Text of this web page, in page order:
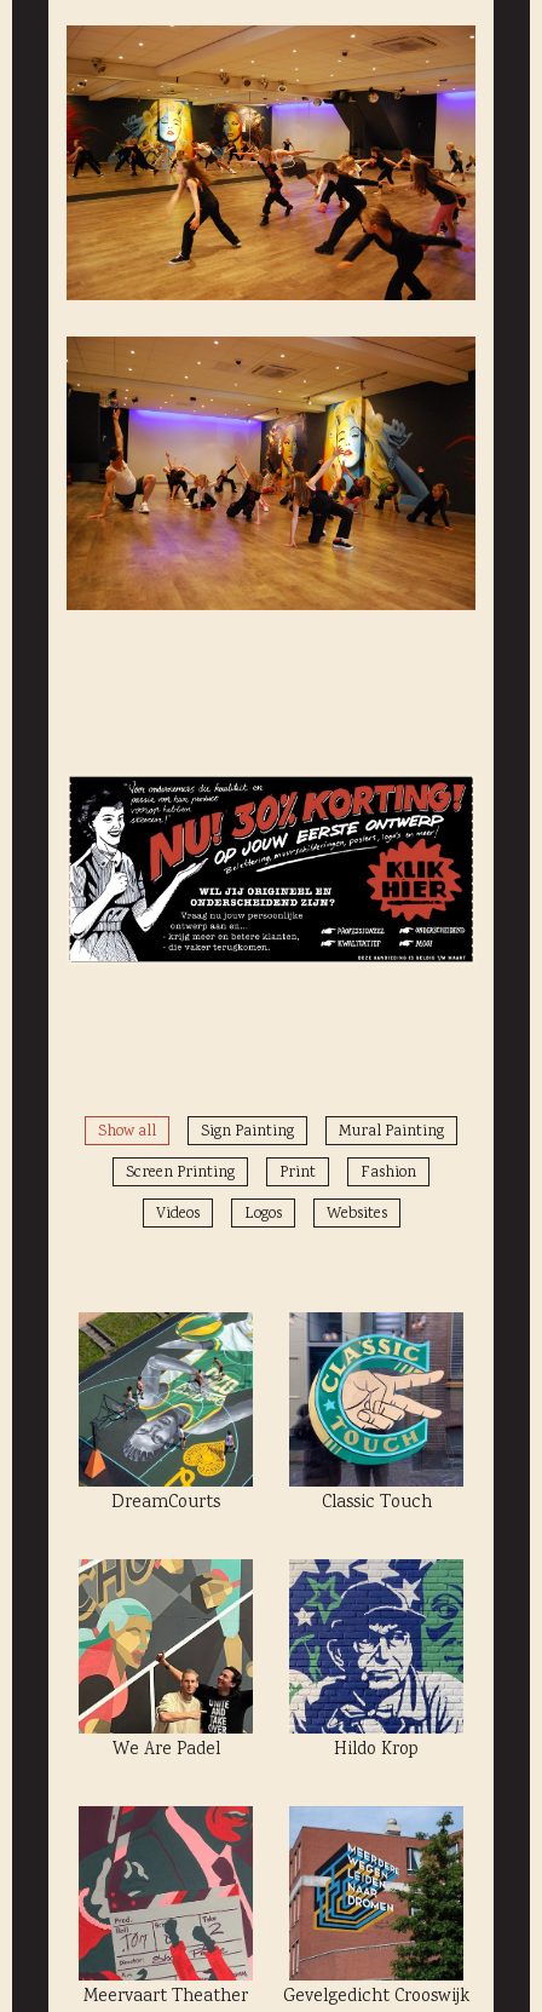
Show all Sign Painting
Mural Painting
Screen Printing
Print
Fashion
Videos
Logos Websites
DreamCourts Classic Touch
We Are Padel Hildo Krop
Meervaart Theather Gevelgedicht Crooswijk